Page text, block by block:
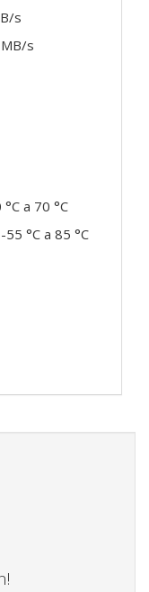
s
s
a 70 °C
°C a 85 °C